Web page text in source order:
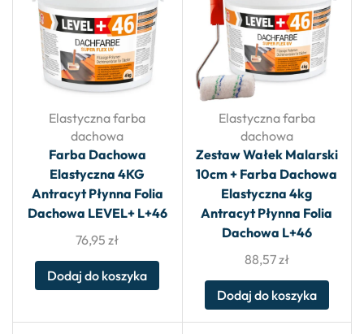
Elastyczna farba
dachowa
Farba Dachowa
Elastyczna 4KG
Antracyt Płynna Folia
Dachowa LEVEL+ L+46
76,95 zł
Dodaj do koszyka
Elastyczna farba
dachowa
Zestaw Wałek Malarski
10cm + Farba Dachowa
Elastyczna 4kg
Antracyt Płynna Folia
Dachowa L+46
88,57 zł
Dodaj do koszyka